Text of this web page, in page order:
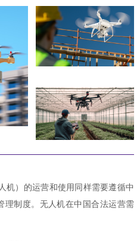
机）的运营和使用同样需要遵循中
理制度。无人机在中国合法运营需